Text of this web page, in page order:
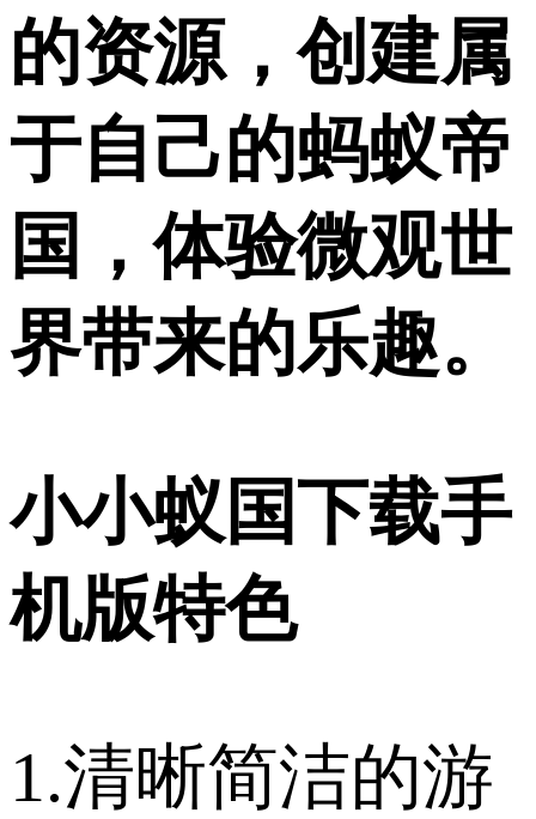
的资源，创建属
于自己的蚂蚁帝
国，体验微观世
界带来的乐趣。
小小蚁国下载手
机版特色
1.清晰简洁的游